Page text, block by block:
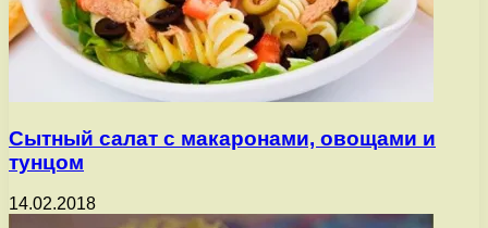
Сытный салат с макаронами, овощами и
тунцом
14.02.2018